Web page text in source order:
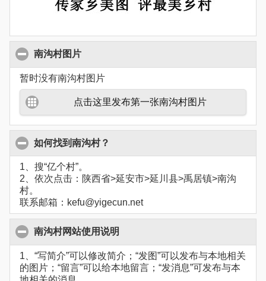
南沟村图片
暂时没有南沟村图片
点击这里发布第一张南沟村图片
如何找到南沟村？
1、搜“亿个村”。
2、依次点击：陕西省>延安市>延川县>禹居镇>南沟
村。
联系邮箱：kefu@yigecun.net
南沟村网站使用说明
1、“写简介”可以修改简介；“发图”可以发布与本地相关
的图片；“留言”可以给本地留言；“发消息”可发布与本